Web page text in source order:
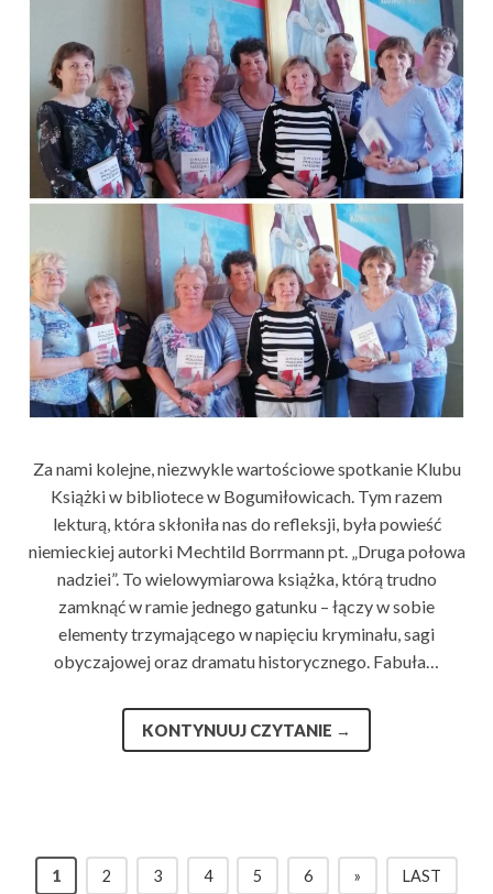
Za nami kolejne, niezwykle wartościowe spotkanie Klubu
Książki w bibliotece w Bogumiłowicach. Tym razem
lekturą, która skłoniła nas do refleksji, była powieść
niemieckiej autorki Mechtild Borrmann pt. „Druga połowa
nadziei”. To wielowymiarowa książka, którą trudno
zamknąć w ramie jednego gatunku – łączy w sobie
elementy trzymającego w napięciu kryminału, sagi
obyczajowej oraz dramatu historycznego. Fabuła…
KONTYNUUJ CZYTANIE →
1 2 3 4 5 6 » LAST